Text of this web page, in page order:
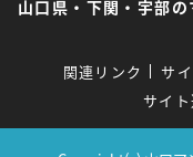
山口県・下関・宇部
関連リンク サ
サイ